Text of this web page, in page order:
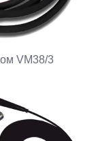
VM38/3